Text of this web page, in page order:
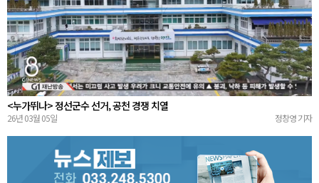
<누가뛰나> 정선군수 선거, 공천 경쟁 치열
26년 03월 05일 정창영 기자